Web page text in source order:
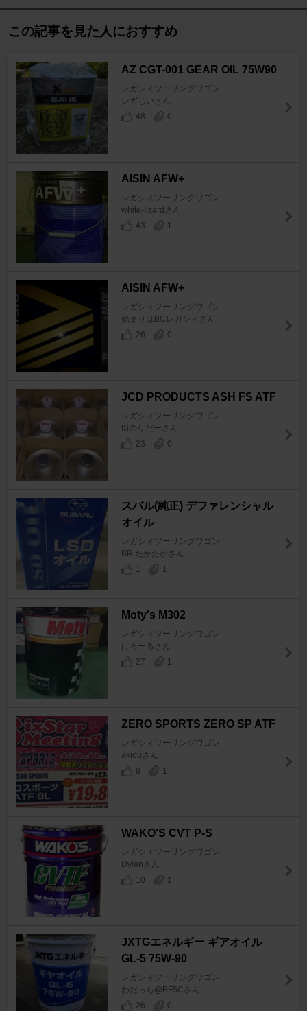
この記事を見た人におすすめ
AZ CGT-001 GEAR OIL 75W90
レガシィツーリングワゴン
レガじいさん
48
0
AISIN AFW+
レガシィツーリングワゴン
white-lizardさん
43
1
AISIN AFW+
レガシィツーリングワゴン
始まりはBCレガシィさん
26
0
JCD PRODUCTS ASH FS ATF
レガシィツーリングワゴン
tSのりだーさん
23
0
スバル(純正) デファレンシャル
オイル
レガシィツーリングワゴン
BR たかたかさん
1
1
Moty's M302
レガシィツーリングワゴン
けろーるさん
27
1
ZERO SPORTS ZERO SP ATF
レガシィツーリングワゴン
akiouさん
8
1
WAKO'S CVT P-S
レガシィツーリングワゴン
Dylanさん
10
1
JXTGエネルギー ギアオイル
GL-5 75W-90
レガシィツーリングワゴン
わだっち@BF5Cさん
26
0